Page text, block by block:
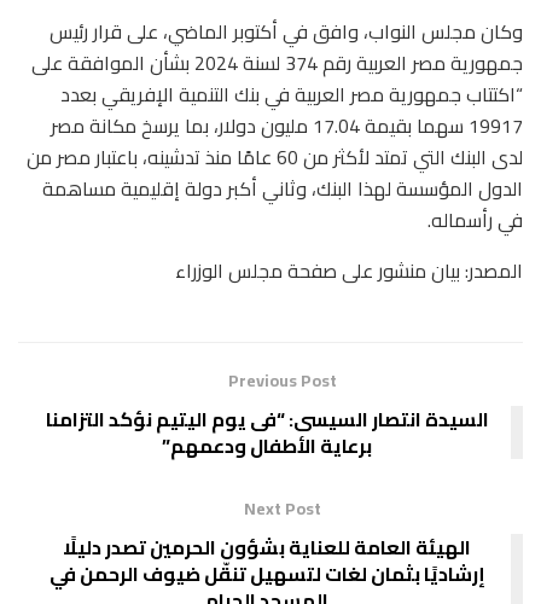
وكان مجلس النواب، وافق في أكتوبر الماضي، على قرار رئيس
جمهورية مصر العربية رقم 374 لسنة 2024 بشأن الموافقة على
“اكتتاب جمهورية مصر العربية في بنك التنمية الإفريقي بعدد
19917 سهما بقيمة 17.04 مليون دولار، بما يرسخ مكانة مصر
لدى البنك التي تمتد لأكثر من 60 عامًا منذ تدشينه، باعتبار مصر من
الدول المؤسسة لهذا البنك، وثاني أكبر دولة إقليمية مساهمة
في رأسماله.
المصدر: بيان منشور على صفحة مجلس الوزراء
Previous Post
السيدة انتصار السيسى: “فى يوم اليتيم نؤكد التزامنا
برعاية الأطفال ودعمهم”
Next Post
الهيئة العامة للعناية بشؤون الحرمين تصدر دليلًا
إرشاديًا بثمان لغات لتسهيل تنقّل ضيوف الرحمن في